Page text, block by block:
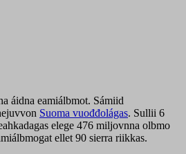
áidna eamiálbmot. Sámiid
Suoma vuođđolágas. Sullii 6
elege 476 miljovnna olbmo
ellet 90 sierra riikkas.